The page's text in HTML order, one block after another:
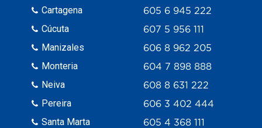
Cartagena
Cúcuta
Manizales
Monteria
Neiva
Pereira
Santa Marta
605 6 945 222
607 5 956 111
606 8 962 205
604 7 898 888
608 8 631 222
606 3 402 444
605 4 368 111